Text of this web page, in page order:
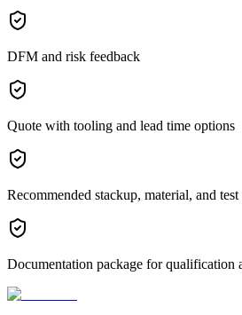
DFM and risk feedback
Quote with tooling and lead time options
Recommended stackup, material, and test
Documentation package for qualification